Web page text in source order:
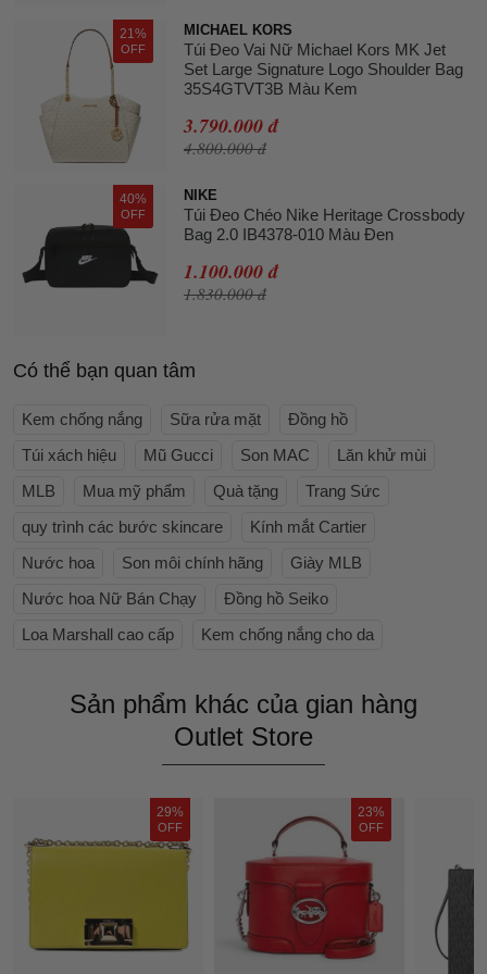
21%
OFF
MICHAEL KORS
Túi Đeo Vai Nữ Michael Kors MK Jet
Set Large Signature Logo Shoulder Bag
35S4GTVT3B Màu Kem
3.790.000 đ
4.800.000 đ
40%
OFF
NIKE
Túi Đeo Chéo Nike Heritage Crossbody
Bag 2.0 IB4378-010 Màu Đen
1.100.000 đ
1.830.000 đ
Có thể bạn quan tâm
Kem chống nắng Sữa rửa mặt
Đồng hồ
Túi xách hiệu
Mũ Gucci Son MAC
Lăn khử mùi
MLB
Mua mỹ phẩm Quà tặng
Trang Sức
quy trình các bước skincare
Kính mắt Cartier
Nước hoa
Son môi chính hãng
Giày MLB
Nước hoa Nữ Bán Chạy
Đồng hồ Seiko
Loa Marshall cao cấp
Kem chống nắng cho da
Sản phẩm khác của gian hàng
Outlet Store
29%
OFF
23%
OFF